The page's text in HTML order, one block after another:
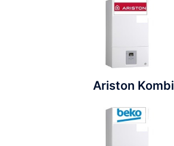
Ariston Kombi